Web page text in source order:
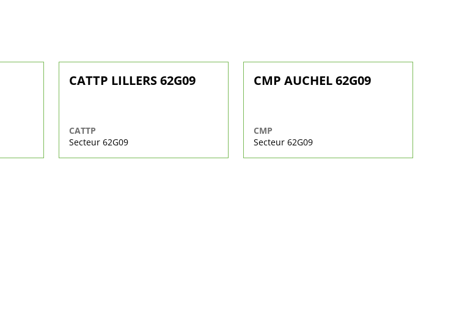
CATTP LILLERS 62G09
CATTP
Secteur 62G09
CMP AUCHEL 62G09
CMP
Secteur 62G09